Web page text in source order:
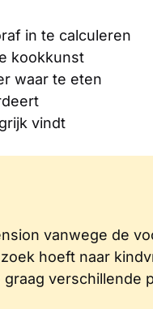
in te calculeren
kookkunst
waar te eten
vindt
vanwege de
hoeft naar
graag verschillende